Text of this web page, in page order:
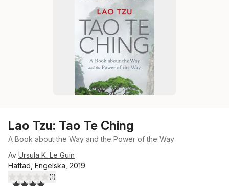
Lao Tzu: Tao Te Ching
A Book about the Way and the Power of the Way
Av Ursula K. Le Guin
Häftad, Engelska, 2019
4,0utav 5 stjärnor. Totalt antal röster:
(1)